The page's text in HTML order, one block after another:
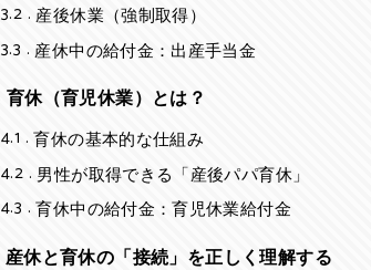
3.2 産後休業（強制取得）
3.3 産休中の給付金：出産手当金
育休（育児休業）とは？
4.1
育休の基本的な仕組み
4.2 男性が取得できる「産後パパ育休」
4.3 育休中の給付金：育児休業給付金
産休と育休の「接続」を正しく理解する